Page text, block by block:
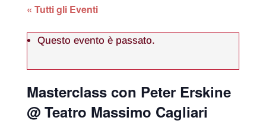
« Tutti gli Eventi
Questo evento è passato.
Masterclass con Peter Erskine
@ Teatro Massimo Cagliari